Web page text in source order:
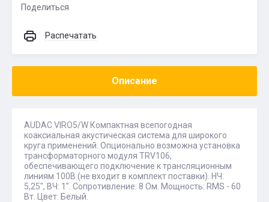
Поделиться
Распечатать
Описание
AUDAC VIRO5/W Компактная всепогодная
коаксиальная акустическая система для широкого
круга применений. Опционально возможна установка
трансформаторного модуля TRV106,
обеспечивающего подключение к трансляционным
линиям 100В (не входит в комплект поставки). НЧ:
5,25", ВЧ: 1". Сопротивление: 8 Ом. Мощность: RMS - 60
Вт. Цвет: Белый.